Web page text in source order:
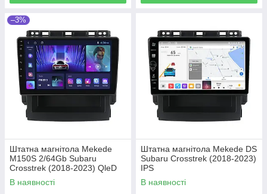
–3%
Штатна магнітола Mekede
M150S 2/64Gb Subaru
Crosstrek (2018-2023) QleD
В наявності
Штатна магнітола Mekede DS
Subaru Crosstrek (2018-2023)
IPS
В наявності